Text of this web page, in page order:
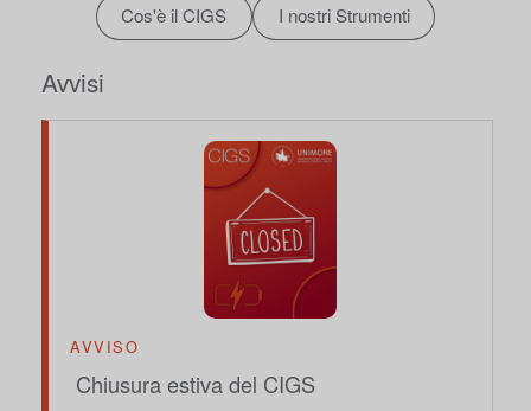
Cos'è il CIGS I nostri Strumenti
Avvisi
AVVISO
Chiusura estiva del CIGS